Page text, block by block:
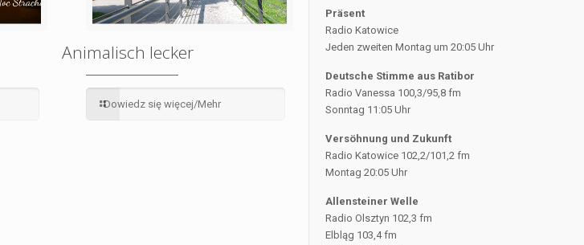
Animalisch lecker
Dowiedz się więcej/Mehr
Präsent
Radio Katowice
Jeden zweiten Montag um 20:05 Uhr
Deutsche Stimme aus Ratibor
Radio Vanessa 100,3/95,8 fm
Sonntag 11:05 Uhr
Versöhnung und Zukunft
Radio Katowice 102,2/101,2 fm
Montag 20:05 Uhr
Allensteiner Welle
Radio Olsztyn 102,3 fm
Elbląg 103,4 fm